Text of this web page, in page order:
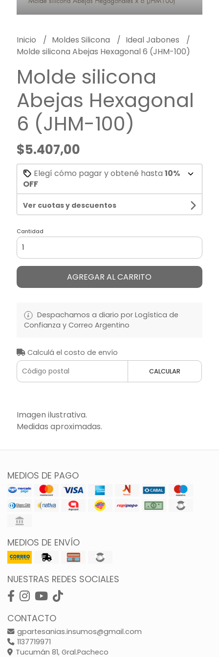
Inicio Moldes Silicona
Ideal Jabones
Molde silicona Abejas Hexagonal 6 (JHM-100)
Molde silicona
Abejas Hexagonal
6 (JHM-100)
$5.407,00
Elegí cómo pagar y obtené hasta 10%
OFF
Ver cuotas y descuentos
Cantidad
AGREGAR AL CARRITO
Despachamos a diario por Logística de
Confianza y Correo Argentino
Calculá el costo de envío
CALCULAR
Imagen ilustrativa.
Medidas aproximadas.
MEDIOS DE PAGO
MEDIOS DE ENVÍO
NUESTRAS REDES SOCIALES
CONTACTO
gpartesanias.insumos@gmail.com
1137719971
Tucumán 81, Gral.Pacheco